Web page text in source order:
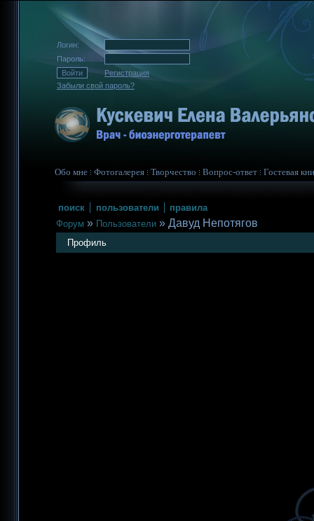
Логин:
Пароль:
Регистрация
Забыли свой пароль?
Обо мне Фотогалерея Творчество Вопрос-ответ Гостевая
поиск пользователи
правила
Форум » Пользователи » Давуд Непотягов
Профиль